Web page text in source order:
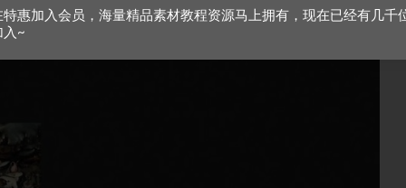
特惠加入会员，海量精品素材教程资源马上拥有，现在已经有几千
入~